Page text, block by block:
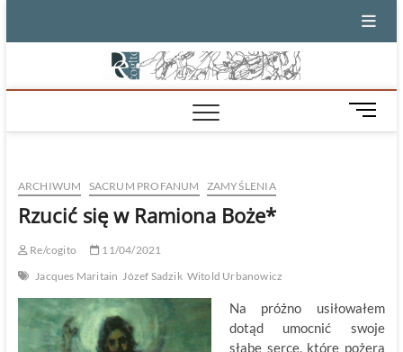
M
e
ARCHIWUM SACRUM PROFANUM ZAMYŚLENIA
Rzucić się w Ramiona Boże*
Re/cogito
11/04/2021
Jacques Maritain Józef Sadzik Witold Urbanowicz
Na próżno usiłowałem
dotąd umocnić swoje
słabe serce, które pożera